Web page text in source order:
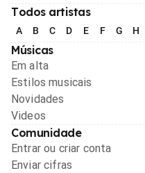
Todos artistas
A B C D E F G H
Músicas
Em alta
Estilos musicais
Novidades
Videos
Comunidade
Entrar ou criar conta
Enviar cifras